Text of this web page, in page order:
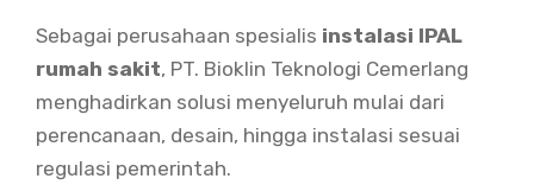
Sebagai perusahaan spesialis instalasi IPAL
rumah sakit, PT. Bioklin Teknologi Cemerlang
menghadirkan solusi menyeluruh mulai dari
perencanaan, desain, hingga instalasi sesuai
regulasi pemerintah.